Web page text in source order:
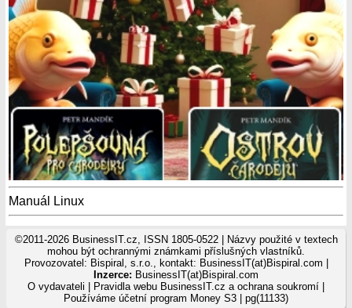
Manuál Linux
©2011-2026 BusinessIT.cz, ISSN 1805-0522 | Názvy použité v textech
mohou být ochrannými známkami příslušných vlastníků.
Provozovatel: Bispiral, s.r.o., kontakt: BusinessIT(at)Bispiral.com |
Inzerce: BusinessIT(at)Bispiral.com
O vydavateli
Pravidla webu BusinessIT.cz a ochrana soukromí
Používáme účetní program Money S3 | pg(11133)